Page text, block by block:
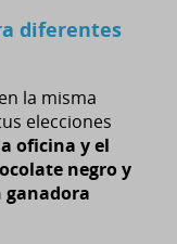
diferentes
la misma
elecciones
oficina y el
negro y
ganadora